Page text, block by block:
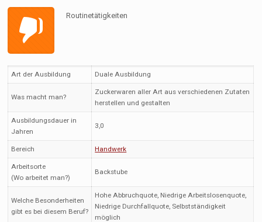
Routinetätigkeiten
Art der Ausbildung Duale Ausbildung
Was macht man?
Zuckerwaren aller Art aus verschiedenen Zutaten
herstellen und gestalten
Ausbildungsdauer in
Jahren
3,0
Bereich Handwerk
Arbeitsorte
(Wo arbeitet man?)
Backstube
Welche Besonderheiten
gibt es bei diesem Beruf?
Hohe Abbruchquote, Niedrige Arbeitslosenquote,
Niedrige Durchfallquote, Selbstständigkeit
möglich